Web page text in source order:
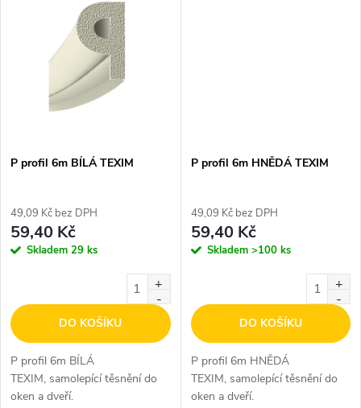
P profil 6m BÍLÁ TEXIM
49,09 Kč bez DPH
59,40 Kč
Skladem 29 ks
DO KOŠÍKU
P profil 6m BÍLÁ
TEXIM, samolepící těsnění do
oken a dveří.
P profil 6m HNĚDÁ TEXIM
49,09 Kč bez DPH
59,40 Kč
Skladem >100 ks
DO KOŠÍKU
P profil 6m HNĚDÁ
TEXIM, samolepící těsnění do
oken a dveří.